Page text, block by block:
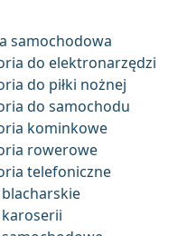
samochodowa
do elektronarzędzi
do piłki nożnej
do samochodu
kominkowe
rowerowe
telefoniczne
blacharskie
karoserii